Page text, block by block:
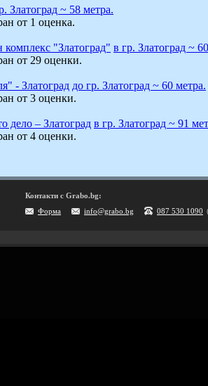
Златоград ~ 58 метра.
от 1 оценка.
комплекс "Златоград" в гр. Златоград ~
от 29 оценки.
- Златоград до гр. Златоград ~ 60 метра.
от 3 оценки.
дело – Злaтоград в гр. Златоград ~ 91
от 4 оценки.
Контакти с Grabo.bg:
Форма
info@grabo.bg 087 530 1090